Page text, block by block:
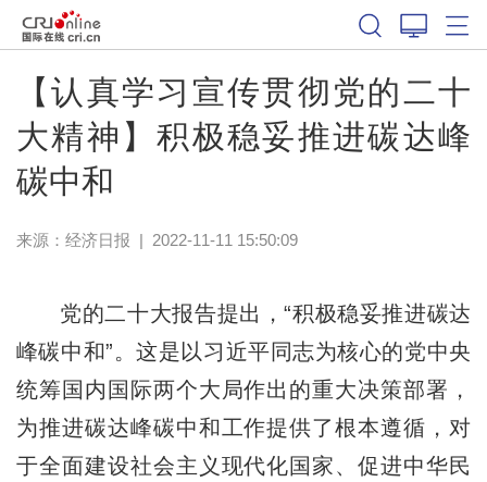
【认真学习宣传贯彻党的二十
大精神】积极稳妥推进碳达峰
碳中和
来源： 经济日报 | 2022-11-11 15:50:09
党的二十大报告提出，“积极稳妥推进碳达
峰碳中和”。这是以习近平同志为核心的党中央
统筹国内国际两个大局作出的重大决策部署，
为推进碳达峰碳中和工作提供了根本遵循，对
于全面建设社会主义现代化国家、促进中华民